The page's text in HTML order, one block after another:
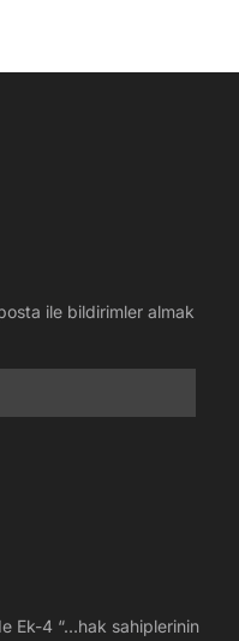
ile bildirimler almak
Ek-4 “…hak sahiplerinin